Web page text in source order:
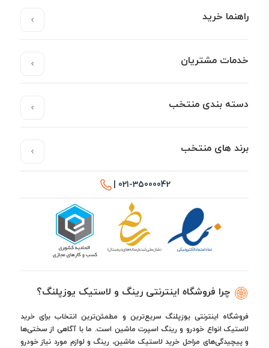
راهنما خرید
خدمات مشتریان
دسته بندی منتخب
برند های منتخب
021-35000042 |
چرا فروشگاه اینترنتی رینگ و لاستیک یوزپلنگ؟
فروشگاه اینترنتی یوزپلنگ سریع‌ترین و مطمئن‌ترین انتخاب برای خرید
لاستیک انواع خودرو و رینگ اسپرت ماشین است. ما با آگاهی از سختی‌ها
و پیچیدگی‌های مراحل خرید لاستیک ماشین، رینگ و لوازم مورد نیاز خودرو